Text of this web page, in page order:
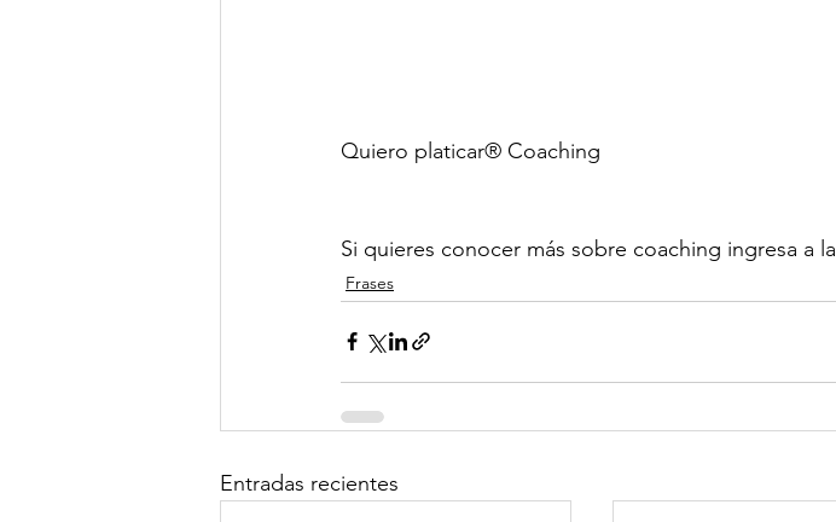
Quiero platicar® Coaching
Si quieres conocer más sobre coaching ingresa a la
Frases
Entradas recientes